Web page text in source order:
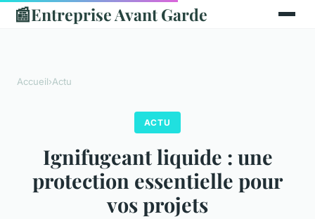
📰Entreprise Avant Garde
Accueil›Actu
ACTU
Ignifugeant liquide : une
protection essentielle pour
vos projets